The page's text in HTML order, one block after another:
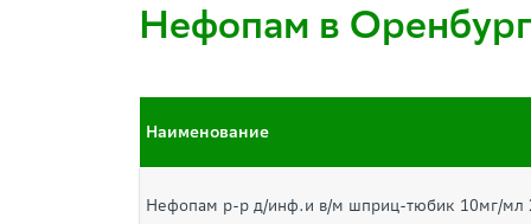
Нефопам в
Наименование
Нефопам р-р д/инф.и в/м шприц-тюбик 10мг/мл